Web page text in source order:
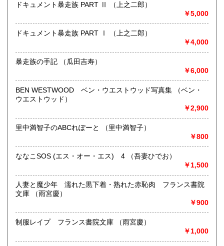
書籍の買取について
-
趣味、サブカルチャー、古書一般（その他）
ロック、アイドル、サブカルチャー、古書一般等
ドキュメント暴走族 PART Ⅱ （上之二郎）
￥5,000
ドキュメント暴走族 PART Ⅰ （上之二郎）
￥4,000
暴走族の手記 （瓜田吉寿）
￥6,000
BEN WESTWOOD ベン・ウエストウッド写真集 （ベン・
ウエストウッド）
￥2,900
里中満智子のABCれぽーと （里中満智子）
￥800
ななこSOS (エス・オー・エス) 4 （吾妻ひでお）
￥1,500
人妻と魔少年 濡れた黒下着・熟れた赤恥肉 フランス書院
文庫 （雨宮慶）
￥900
制服レイプ フランス書院文庫 （雨宮慶）
￥1,000